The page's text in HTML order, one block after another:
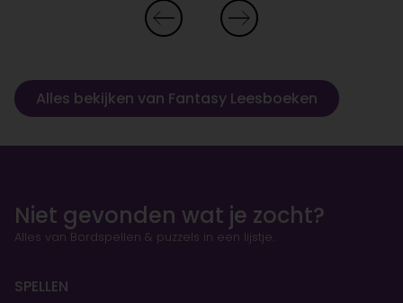
Alles bekijken van Fantasy Leesboeken
Niet gevonden wat je zocht?
Alles van Bordspellen & puzzels in een lijstje.
SPELLEN